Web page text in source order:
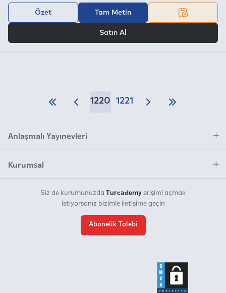
Özet Tam Metin
Satın Al
1220 1221
Anlaşmalı Yayınevleri
Kurumsal
Siz de kurumunuzda Turcademy erişimi açmak
istiyorsanız bizimle iletişime geçin
Abonelik Talebi